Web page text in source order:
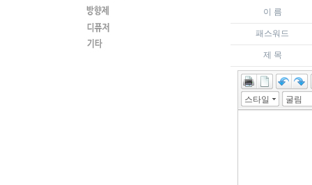
이 름
패스워드
제 목
스타일 굴림